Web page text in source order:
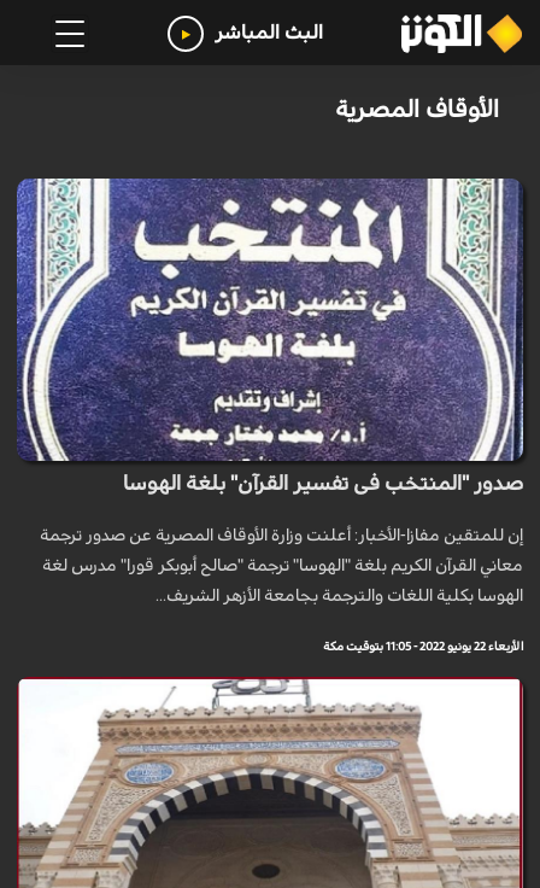
البث المباشر
الأوقاف المصرية
صدور "المنتخب فى تفسير القرآن" بلغة الهوسا
إن للمتقين مفازا-الأخبار: أعلنت وزارة الأوقاف المصریة عن صدور ترجمة
معاني القرآن الكريم بلغة "الهوسا" ترجمة "صالح أبوبكر قورا" مدرس لغة
الهوسا بكلية اللغات والترجمة بجامعة الأزهر الشريف...
الأربعاء 22 يونيو 2022 - 11:05 بتوقيت مكة